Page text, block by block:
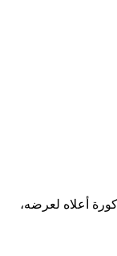
أعلاه لعرضه،